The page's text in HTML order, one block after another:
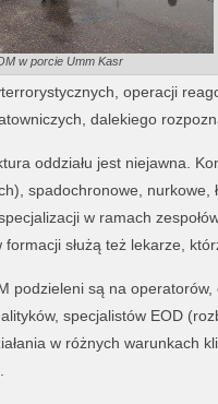
w porcie Umm Kasr
operacji
dalekiego
oddziału jest niejawna.
spadochronowe, nurkowe,
w ramach
służą też lekarze,
podzieleni są na operatorów,
specjalistów EOD
w różnych warunkach